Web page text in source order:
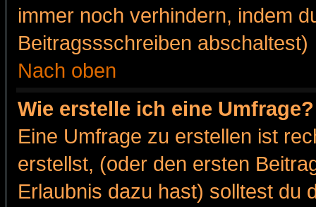
immer noch verhindern, indem
Beitragssschreiben abschaltest)
Nach oben
Wie erstelle ich eine Umfrage?
Eine Umfrage zu erstellen ist
erstellst, (oder den ersten
Erlaubnis dazu hast) solltest du